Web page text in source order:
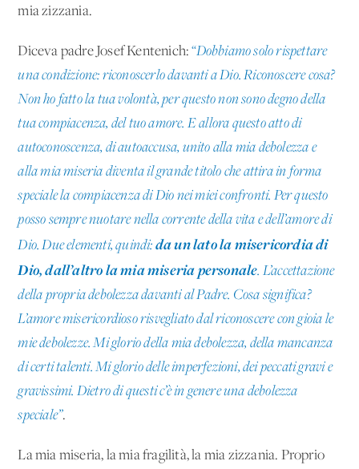
mia zizzania.
Diceva padre Josef Kentenich: “Dobbiamo solo rispettare
una condizione: riconoscerlo davanti a Dio. Riconoscere cosa?
Non ho fatto la tua volontà, per questo non sono degno della
tua compiacenza, del tuo amore. E allora questo atto di
autoconoscenza, di autoaccusa, unito alla mia debolezza e
alla mia miseria diventa il grande titolo che attira in forma
speciale la compiacenza di Dio nei miei confronti. Per questo
posso sempre nuotare nella corrente della vita e dell’amore di
Dio. Due elementi, quindi: da un lato la misericordia di
Dio, dall’altro la mia miseria personale. L’accettazione
della propria debolezza davanti al Padre. Cosa significa?
L’amore misericordioso risvegliato dal riconoscere con gioia le
mie debolezze. Mi glorio della mia debolezza, della mancanza
di certi talenti. Mi glorio delle imperfezioni, dei peccati gravi e
gravissimi. Dietro di questi c’è in genere una debolezza
speciale”.
La mia miseria, la mia fragilità, la mia zizzania. Proprio